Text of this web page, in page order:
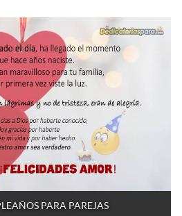
PARA PAREJAS